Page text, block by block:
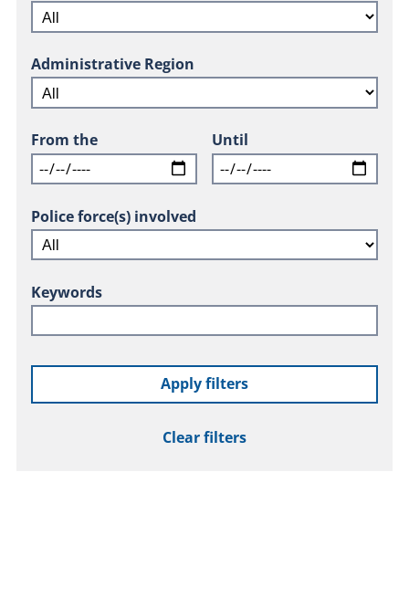
Administrative Region
From the Until
Police force(s) involved
Keywords
Apply filters
Clear filters